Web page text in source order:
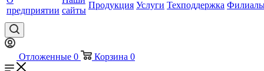
предприятии сайты
Продукция Услуги Техподдержка
Отложенные 0 Корзина 0